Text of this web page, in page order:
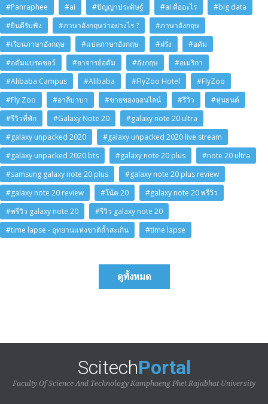
#Panraphee
#ai #ปัญญาประดิษฐ์ #ai คืออะไร
#big data
#ยินดีรับฟัง
#ภาษาอังกฤษว่าอย่างไร ?
#ภาษาอังกฤษ
#เรียนภาษาอังกฤษ
#แปลภาษาอังกฤษ #ฝรั่ง
#อดัม
#อดัมแบรดชอว์
#อาจารย์อดัม #อังกฤษ
#อเมริกา
#Alibaba Campus
#Alibaba #FlyZoo Hotel
#FlyZoo
#Fly Zoo
#อาลีบาบา #ขายของออนไลน์ #รีวิว
#หุ่นยนต์
#รีวิวที่พัก
#Galaxy Note 20
#galaxy note 20 ultra
#galaxy unpacked 2020
#galaxy unpacked 2020 live stream
#galaxy unpacked 2020 bts
#galaxy note 20 plus
#note 20 ultra
#samsung galaxy note 20 plus
#galaxy note 20 plus review
#galaxy note 20 review
#โน้ต 20
#galaxy note 20 พรีวิว
#พรีวิว galaxy note 20
#รีวิว galaxy note 20
#time lapse - อุทยานแห่งชาติถ้ำสะเกิน
#time lapse
ดูทั้งหมด
ScitechPortal
Faculty Of Science And Technology Kamphaeng Phet Rajabhat University